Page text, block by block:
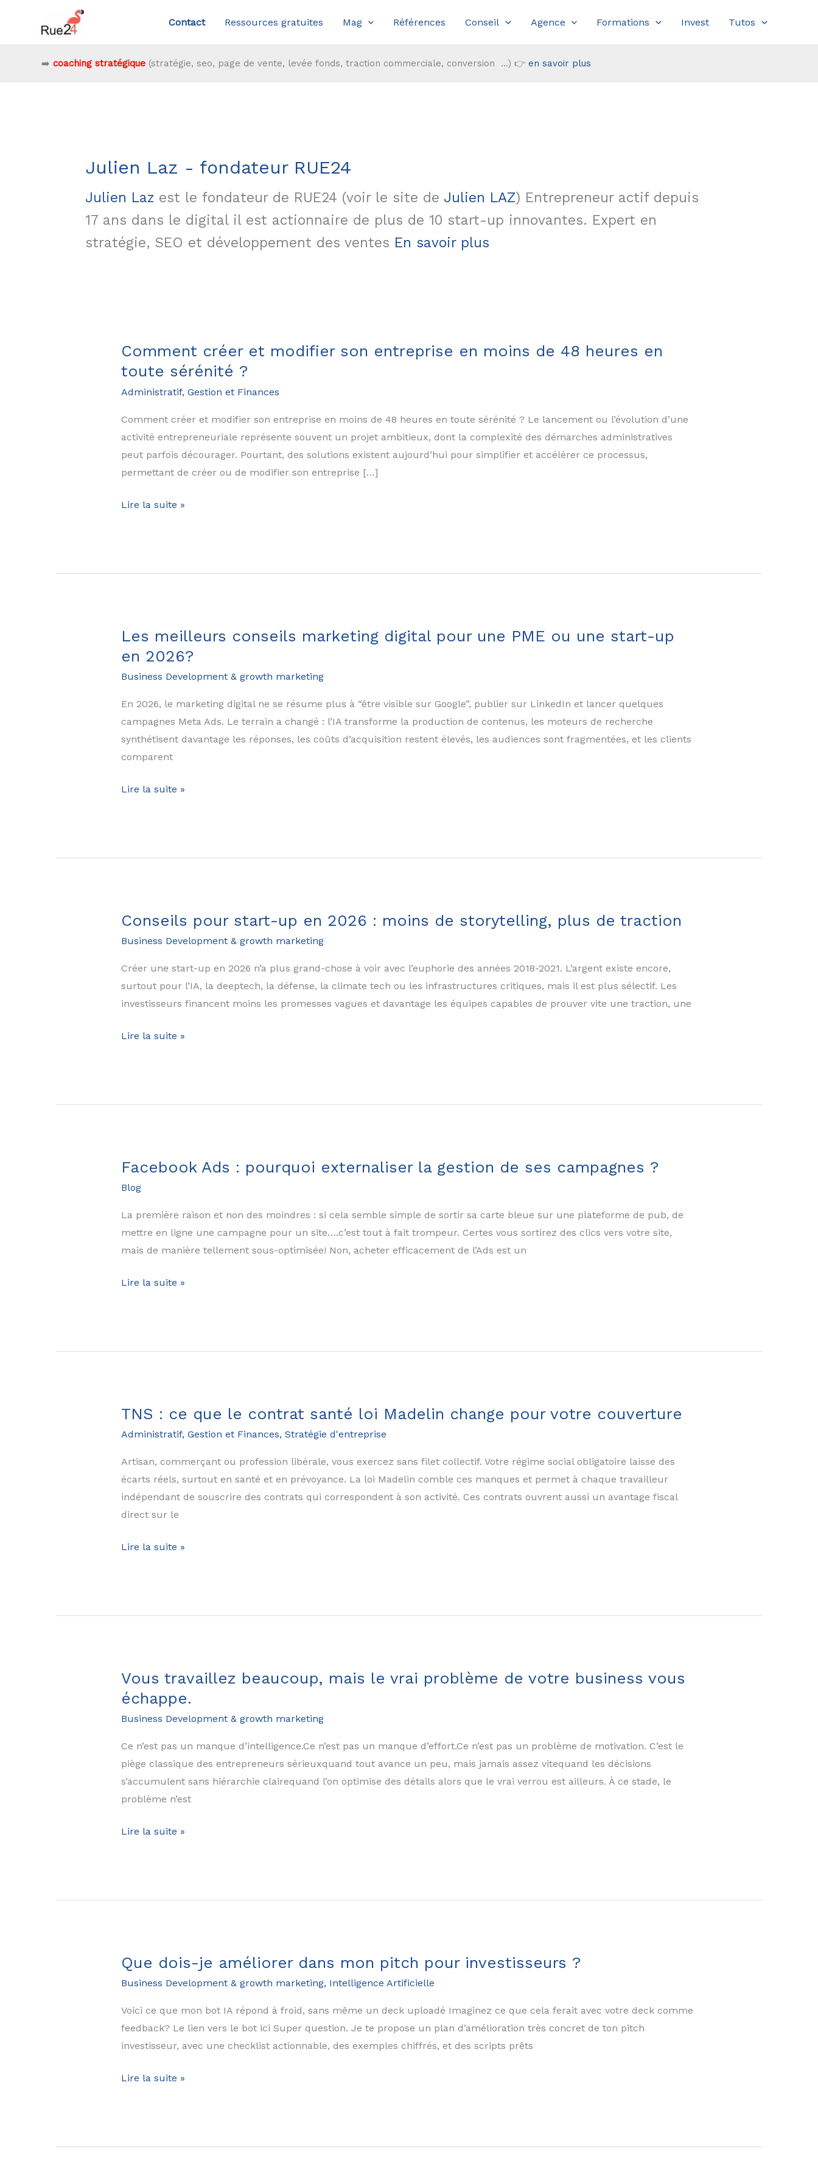
contenu
Contact Ressources gratuites Mag Références Conseil Agence Formations Invest Tutos
➡️ coaching stratégique(stratégie, seo, page de vente, levée fonds, traction commerciale, conversion ...) 👉 en savoir plus
Julien Laz - fondateur RUE24
Julien Laz est le fondateur de RUE24 (voir le site de Julien LAZ) Entrepreneur actif depuis
17 ans dans le digital il est actionnaire de plus de 10 start-up innovantes. Expert en
stratégie, SEO et développement des ventes En savoir plus
Comment créer et modifier son entreprise en moins de 48 heures en
toute sérénité ?
Administratif, Gestion et Finances
Comment créer et modifier son entreprise en moins de 48 heures en toute sérénité ? Le lancement ou l’évolution d’une
activité entrepreneuriale représente souvent un projet ambitieux, dont la complexité des démarches administratives
peut parfois décourager. Pourtant, des solutions existent aujourd’hui pour simplifier et accélérer ce processus,
permettant de créer ou de modifier son entreprise […]
Comment
son
de
48
heures
en
sérénité
Lire la suite »
Les meilleurs conseils marketing digital pour une PME ou une start-up
en 2026?
Business Development & growth marketing
En 2026, le marketing digital ne se résume plus à “être visible sur Google”, publier sur LinkedIn et lancer quelques
campagnes Meta Ads. Le terrain a changé : l’IA transforme la production de contenus, les moteurs de recherche
synthétisent davantage les réponses, les coûts d’acquisition restent élevés, les audiences sont fragmentées, et les clients
comparent
Les
digital
ou
une
start-
up
en
Lire la suite »
Conseils pour start-up en 2026 : moins de storytelling, plus de traction
Business Development & growth marketing
Créer une start-up en 2026 n’a plus grand-chose à voir avec l’euphorie des années 2018-2021. L’argent existe encore,
surtout pour l’IA, la deeptech, la défense, la climate tech ou les infrastructures critiques, mais il est plus sélectif. Les
investisseurs financent moins les promesses vagues et davantage les équipes capables de prouver vite une traction, une
Conseils
en
de
storytelling,
plus
de
traction
Lire la suite »
Facebook Ads : pourquoi externaliser la gestion de ses campagnes ?
Blog
La première raison et non des moindres : si cela semble simple de sortir sa carte bleue sur une plateforme de pub, de
mettre en ligne une campagne pour un site….c’est tout à fait trompeur. Certes vous sortirez des clics vers votre site,
mais de manière tellement sous-optimisée! Non, acheter efficacement de l’Ads est un
Facebook
externaliser
ses
campagnes
?
Lire la suite »
TNS : ce que le contrat santé loi Madelin change pour votre couverture
Administratif, Gestion et Finances, Stratégie d'entreprise
Artisan, commerçant ou profession libérale, vous exercez sans filet collectif. Votre régime social obligatoire laisse des
écarts réels, surtout en santé et en prévoyance. La loi Madelin comble ces manques et permet à chaque travailleur
indépendant de souscrire des contrats qui correspondent à son activité. Ces contrats ouvrent aussi un avantage fiscal
direct sur le
TNS
le
Madelin
change
pour
votre
couverture
Lire la suite »
Vous travaillez beaucoup, mais le vrai problème de votre business vous
échappe.
Business Development & growth marketing
Ce n’est pas un manque d’intelligence.Ce n’est pas un manque d’effort.Ce n’est pas un problème de motivation. C’est le
piège classique des entrepreneurs sérieuxquand tout avance un peu, mais jamais assez vitequand les décisions
s’accumulent sans hiérarchie clairequand l’on optimise des détails alors que le vrai verrou est ailleurs. À ce stade, le
problème n’est
Vous
le
votre
business
vous
échappe.
Lire la suite »
Que dois-je améliorer dans mon pitch pour investisseurs ?
Business Development & growth marketing, Intelligence Artificielle
Voici ce que mon bot IA répond à froid, sans même un deck uploadé Imaginez ce que cela ferait avec votre deck comme
feedback? Le lien vers le bot ici Super question. Je te propose un plan d’amélioration très concret de ton pitch
investisseur, avec une checklist actionnable, des exemples chiffrés, et des scripts prêts
Que
dans
Lire la suite »